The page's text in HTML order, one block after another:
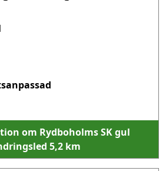
om Rydboholms SK gul
5,2 km